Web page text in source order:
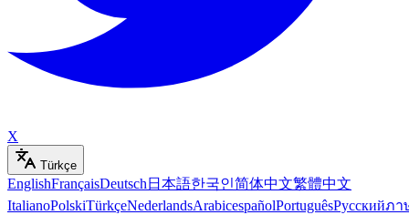
X
Türkçe
EnglishFrançaisDeutsch 日本語한국인简体中文繁體中文
ItalianoPolskiTürkçeNederlandsArabicespañolPortuguêsРусскийภา